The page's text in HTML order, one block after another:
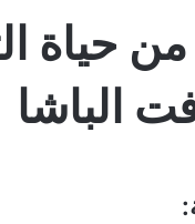
حياة
الباشا